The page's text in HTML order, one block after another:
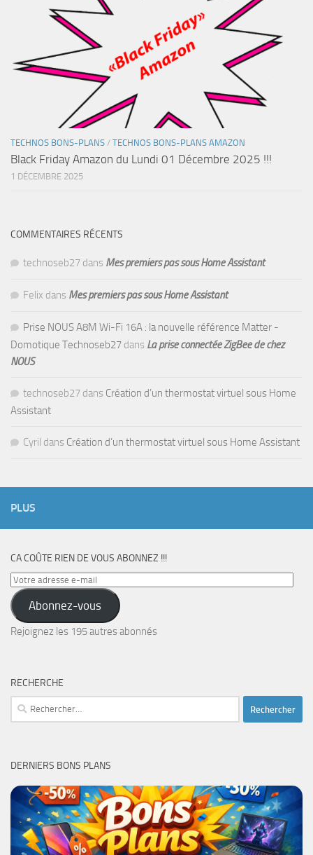
TECHNOS BONS-PLANS / TECHNOS BONS-PLANS AMAZON
Black Friday Amazon du Lundi 01 Décembre 2025 !!!
1 DÉCEMBRE 2025
COMMENTAIRES RÉCENTS
technoseb27 dans Mes premiers pas sous Home Assistant
Felix dans Mes premiers pas sous Home Assistant
Prise NOUS A8M Wi-Fi 16A : la nouvelle référence Matter -
Domotique Technoseb27 dans La prise connectée ZigBee de chez
NOUS
technoseb27 dans Création d’un thermostat virtuel sous Home
Assistant
Cyril dans Création d’un thermostat virtuel sous Home Assistant
PLUS
CA COÛTE RIEN DE VOUS ABONNEZ !!!
Votre
adresse
e-
mail
Abonnez-vous
Rejoignez les 195 autres abonnés
RECHERCHE
Rechercher :
DERNIERS BONS PLANS